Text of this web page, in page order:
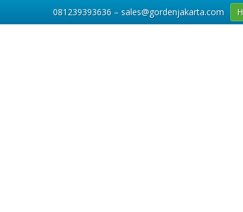
081239393636 – sales@gordenjakarta.com